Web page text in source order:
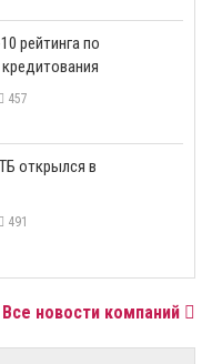
рейтинга по
457
открылся в
491
Все новости компаний